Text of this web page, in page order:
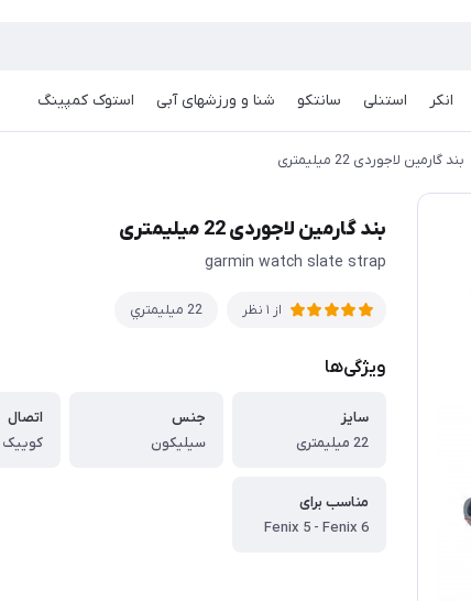
انکر استنلی سانتکو شنا و ورزشهای آبی استوک کمپینگ
بند گارمین لاجوردی 22 میلیمتری
بند گارمین لاجوردی 22 میلیمتری
garmin watch slate strap
از 1 نظر 22 ميليمتري
ویژگی‌ها
سایز
22 میلیمتری
جنس
سیلیکون
اتصال
مناسب برای
Fenix 5 - Fenix 6